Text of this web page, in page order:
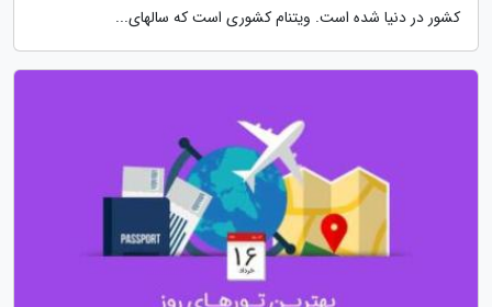
کشور در دنیا شده است. ویتنام کشوری است که سالهای...